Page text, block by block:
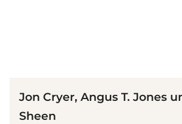
Jon Cryer, Angus T. Jones
Sheen